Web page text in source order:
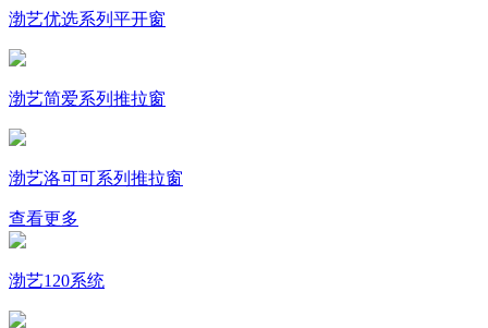
渤艺优选系列平开窗
渤艺简爱系列推拉窗
渤艺洛可可系列推拉窗
查看更多
渤艺120系统